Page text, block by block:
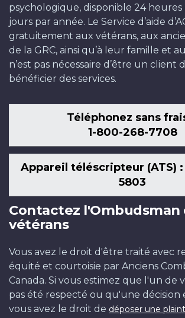
psychologique, disponible 24 heures
jours par année. Le Service d’aide
gratuitement aux vétérans, aux
de la GRC, ainsi qu’à leur famille et
n’est pas nécessaire d’être un client
bénéficier des services.
Téléphonez sans
1-800-268-7708
Appareil téléscripteur (ATS) :
5803
Contactez l'Ombudsman
vétérans
Vous avez le droit d'être traité avec
équité et courtoisie par Anciens
Canada. Si vous estimez que l'un de
pas été respecté ou qu'une décision
vous avez le droit de déposer une